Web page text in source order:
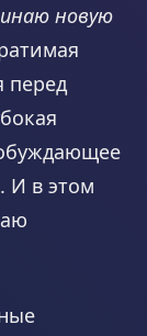
новую
перед
И в этом